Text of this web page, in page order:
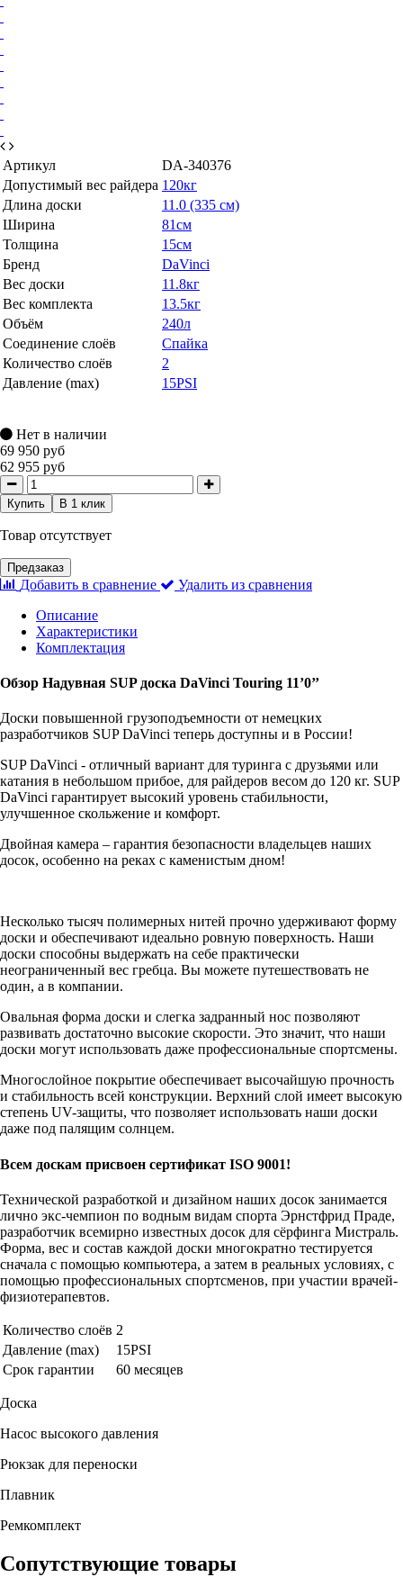
Артикул
DA-340376
Допустимый вес райдера 120кг
Длина доски
11.0 (335 см)
Ширина
81см
Толщина
15см
Бренд
DaVinci
Вес доски
11.8кг
Вес комплекта
13.5кг
Объём
240л
Соединение слоёв
Спайка
Количество слоёв
2
Давление (max)
15PSI
Нет в наличии
69 950 руб
62 955 руб
Купить В 1 клик
Товар отсутствует
Предзаказ
Добавить в сравнение
Удалить из сравнения
Описание
Характеристики
Комплектация
Обзор Надувная SUP доска DaVinci Touring 11’0’’
Доски повышенной грузоподъемности от немецких
разработчиков SUP DaVinci теперь доступны и в России!
SUP DaVinci - отличный вариант для туринга с друзьями или
катания в небольшом прибое, для райдеров весом до 120 кг. SUP
DaVinci гарантирует высокий уровень стабильности,
улучшенное скольжение и комфорт.
Двойная камера – гарантия безопасности владельцев наших
досок, особенно на реках с каменистым дном!
Несколько тысяч полимерных нитей прочно удерживают форму
доски и обеспечивают идеально ровную поверхность. Наши
доски способны выдержать на себе практически
неограниченный вес гребца. Вы можете путешествовать не
один, а в компании.
Овальная форма доски и слегка задранный нос позволяют
развивать достаточно высокие скорости. Это значит, что наши
доски могут использовать даже профессиональные спортсмены.
Многослойное покрытие обеспечивает высочайшую прочность
и стабильность всей конструкции. Верхний слой имеет высокую
степень UV-защиты, что позволяет использовать наши доски
даже под палящим солнцем.
Всем доскам присвоен сертификат ISO 9001!
Технической разработкой и дизайном наших досок занимается
лично экс-чемпион по водным видам спорта Эрнстфрид Праде,
разработчик всемирно известных досок для сёрфинга Мистраль.
Форма, вес и состав каждой доски многократно тестируется
сначала с помощью компьютера, а затем в реальных условиях, с
помощью профессиональных спортсменов, при участии врачей-
физиотерапевтов.
Количество слоёв 2
Давление (max)
15PSI
Срок гарантии
60 месяцев
Доска
Насос высокого давления
Рюкзак для переноски
Плавник
Ремкомплект
Сопутствующие товары